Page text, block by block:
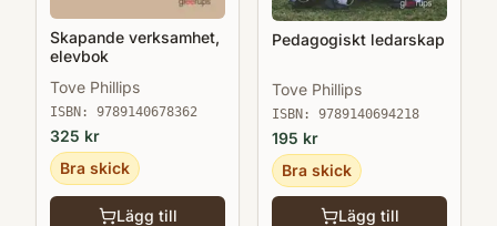
Skapande verksamhet,
elevbok
Tove Phillips
ISBN: 9789140678362
325 kr
Bra skick
Lägg till
Pedagogiskt ledarskap
Tove Phillips
ISBN: 9789140694218
195 kr
Bra skick
Lägg till